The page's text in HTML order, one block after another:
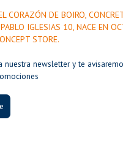
CORAZÓN DE BOIRO,
IGLESIAS 10, NACE EN
STORE.
nuestra newsletter y te